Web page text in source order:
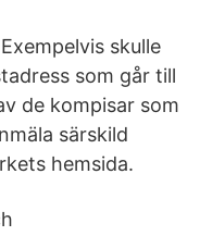
skulle
som går till
de kompisar som
särskild
hemsida.